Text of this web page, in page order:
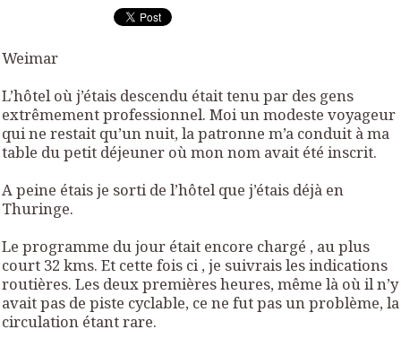
Weimar
L’hôtel où j’étais descendu était tenu par des gens
extrêmement professionnel. Moi un modeste voyageur
qui ne restait qu’un nuit, la patronne m’a conduit à ma
table du petit déjeuner où mon nom avait été inscrit.
A peine étais je sorti de l’hôtel que j’étais déjà en
Thuringe.
Le programme du jour était encore chargé , au plus
court 32 kms. Et cette fois ci , je suivrais les indications
routières. Les deux premières heures, même là où il n’y
avait pas de piste cyclable, ce ne fut pas un problème, la
circulation étant rare.